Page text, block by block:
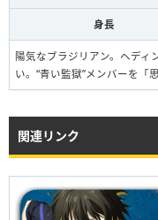
身長
陽気なブラジリアン。ヘディ
い。“青い監獄”メンバーを「
関連リンク